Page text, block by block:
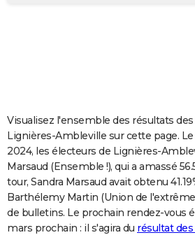
Carte de Noël
Carte Bonne année
Carte Saint-Valentin
Carte Pâques
Carte d'anniversaire
DICTIONNAIRE
Dictionnaire
Biographies
Citations
Expressions
Proverbes
PROGRAMME TV
COPAINS D'AVANT
S'inscrire
Se connecter
Lycées
Collèges
Primaires
Universités
Entreprises
Service militaire
Avis de recherche
AVIS DE DÉCÈS
Visualisez l'ensemble des résultats
Lignières-Ambleville sur cette page.
2024, les électeurs de Lignières-
Marsaud (Ensemble !), qui a amassé
tour, Sandra Marsaud avait obtenu
Barthélemy Martin (Union de
de bulletins. Le prochain rendez-vous
mars prochain : il s'agira du résultat